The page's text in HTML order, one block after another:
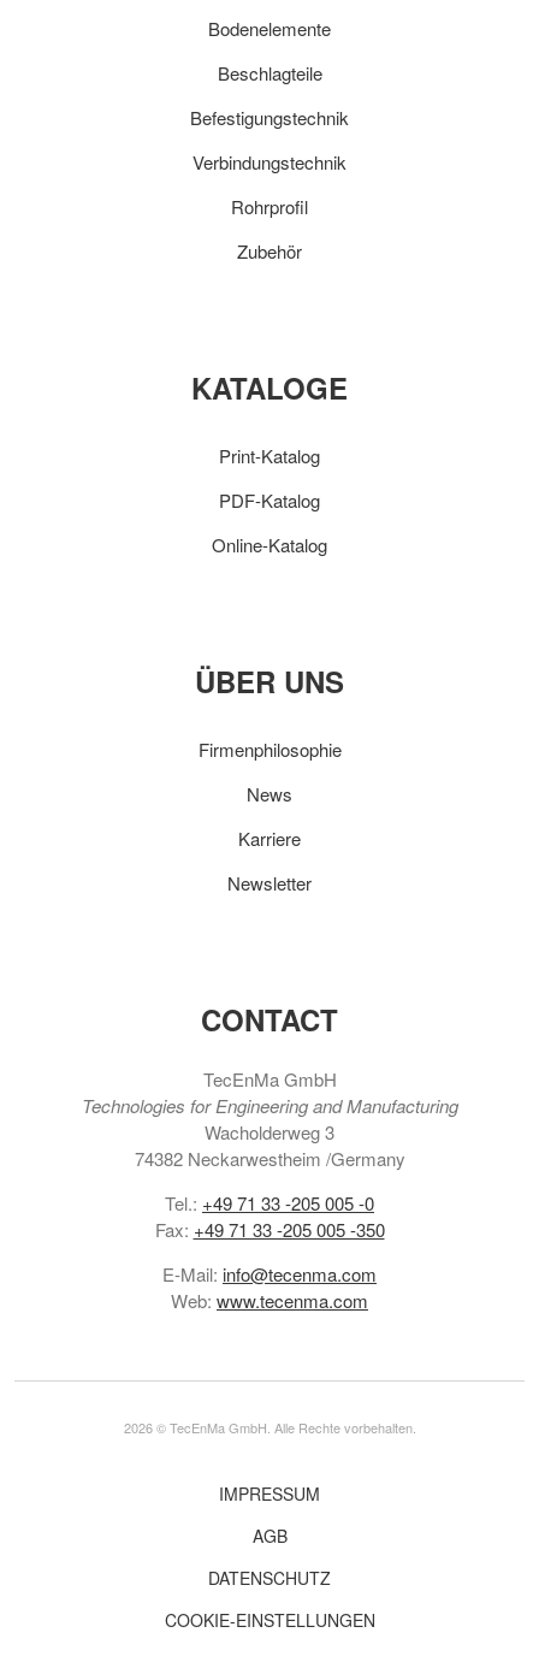
Bodenelemente
Beschlagteile
Befestigungstechnik
Verbindungstechnik
Rohrprofil
Zubehör
KATALOGE
Print-Katalog
PDF-Katalog
Online-Katalog
ÜBER UNS
Firmenphilosophie
News
Karriere
Newsletter
CONTACT
TecEnMa GmbH
Technologies for Engineering and Manufacturing
Wacholderweg 3
74382 Neckarwestheim /Germany
Tel.: +49 71 33 -205 005 -0
Fax: +49 71 33 -205 005 -350
E-Mail: info@tecenma.com
Web: www.tecenma.com
2026 © TecEnMa GmbH. Alle Rechte vorbehalten.
IMPRESSUM
AGB
DATENSCHUTZ
COOKIE-EINSTELLUNGEN